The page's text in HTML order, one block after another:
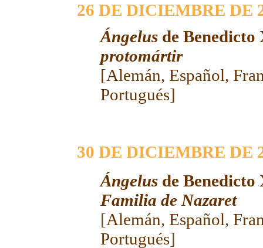
26 DE DICIEMBRE DE
Ángelusde
protomártir
[Alemán, Español,
Portugués]
30 DE DICIEMBRE DE
Ángelusde
Familia de Nazaret
[Alemán, Español,
Portugués]